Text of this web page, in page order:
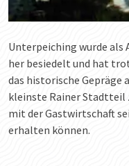
Unterpeiching wurde als
her besiedelt und hat
das historische Gepräge
kleinste Rainer Stadtteil
mit der Gastwirtschaft
erhalten können.